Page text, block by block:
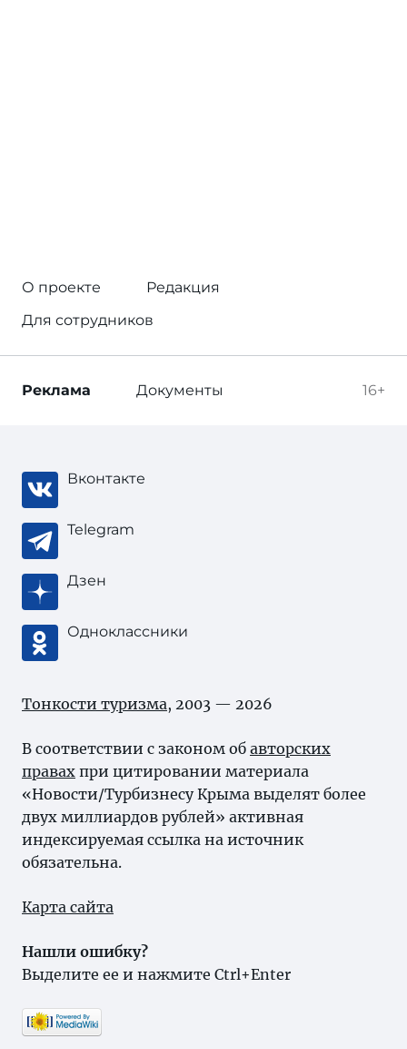
О проекте
Редакция
Для сотрудников
16+
Реклама Документы
Вконтакте
Telegram
Дзен
Одноклассники
Тонкости туризма, 2003 — 2026
В соответствии с законом об авторских
правах при цитировании материала
«Новости/Турбизнесу Крыма выделят более
двух миллиардов рублей» активная
индексируемая ссылка на источник
обязательна.
Карта сайта
Нашли ошибку?
Выделите ее и нажмите Ctrl+Enter